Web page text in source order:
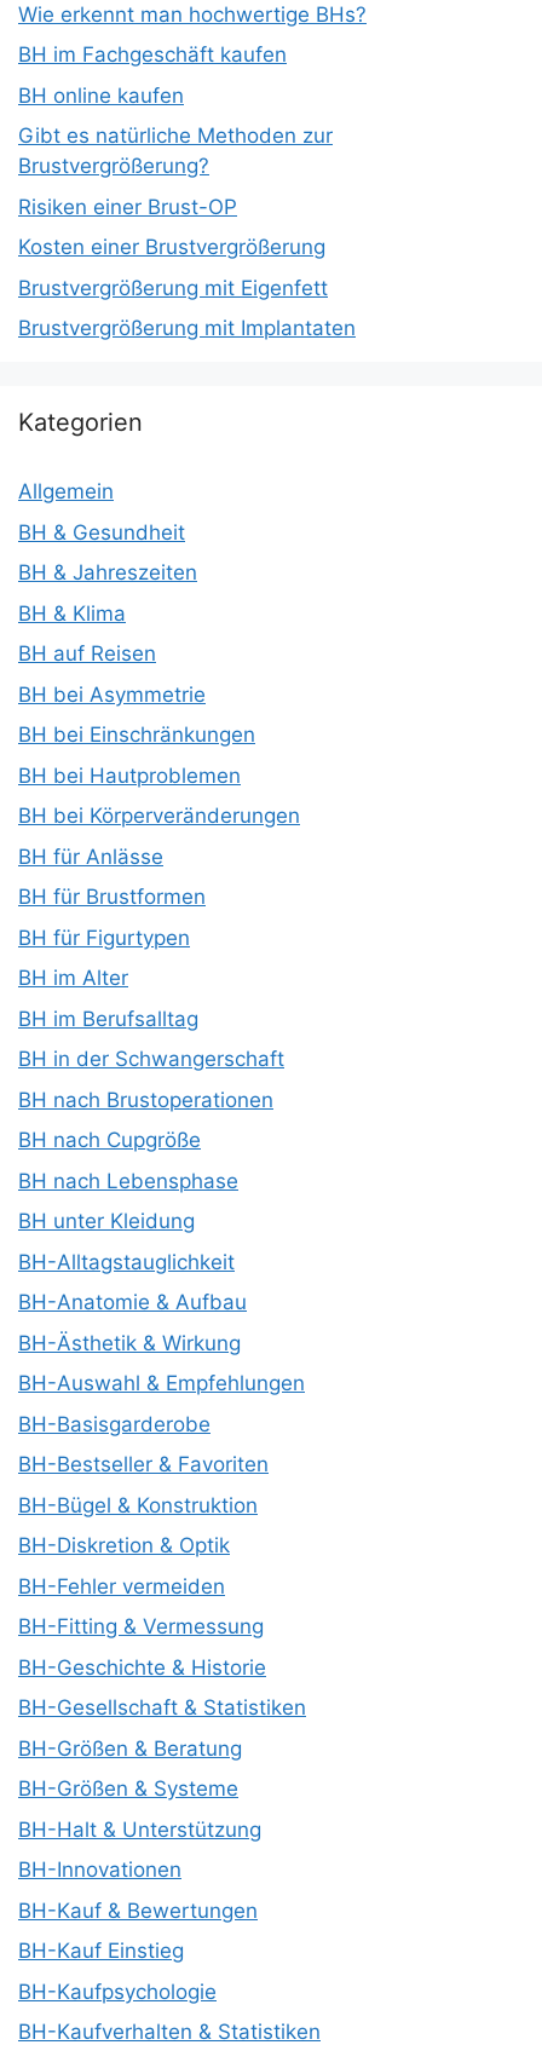
Wie erkennt man hochwertige BHs?
BH im Fachgeschäft kaufen
BH online kaufen
Gibt es natürliche Methoden zur
Brustvergrößerung?
Risiken einer Brust-OP
Kosten einer Brustvergrößerung
Brustvergrößerung mit Eigenfett
Brustvergrößerung mit Implantaten
Kategorien
Allgemein
BH & Gesundheit
BH & Jahreszeiten
BH & Klima
BH auf Reisen
BH bei Asymmetrie
BH bei Einschränkungen
BH bei Hautproblemen
BH bei Körperveränderungen
BH für Anlässe
BH für Brustformen
BH für Figurtypen
BH im Alter
BH im Berufsalltag
BH in der Schwangerschaft
BH nach Brustoperationen
BH nach Cupgröße
BH nach Lebensphase
BH unter Kleidung
BH-Alltagstauglichkeit
BH-Anatomie & Aufbau
BH-Ästhetik & Wirkung
BH-Auswahl & Empfehlungen
BH-Basisgarderobe
BH-Bestseller & Favoriten
BH-Bügel & Konstruktion
BH-Diskretion & Optik
BH-Fehler vermeiden
BH-Fitting & Vermessung
BH-Geschichte & Historie
BH-Gesellschaft & Statistiken
BH-Größen & Beratung
BH-Größen & Systeme
BH-Halt & Unterstützung
BH-Innovationen
BH-Kauf & Bewertungen
BH-Kauf Einstieg
BH-Kaufpsychologie
BH-Kaufverhalten & Statistiken